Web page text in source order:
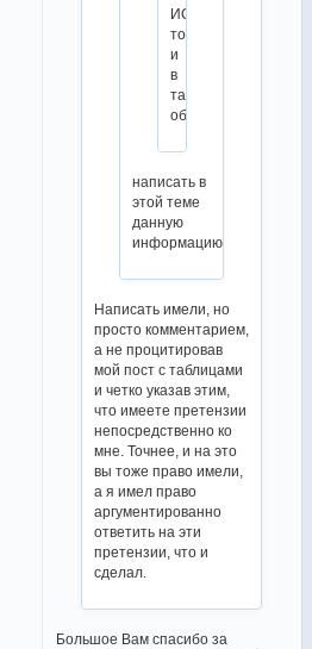
ИСУ,
тогда
и
в
таблицах
обновлю.
написать в
этой теме
данную
информацию?
Написать имели, но
просто комментарием,
а не процитировав
мой пост с таблицами
и четко указав этим,
что имеете претензии
непосредственно ко
мне. Точнее, и на это
вы тоже право имели,
а я имел право
аргументированно
ответить на эти
претензии, что и
сделал.
Большое Вам спасибо за